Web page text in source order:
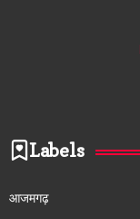
Labels
आजमगढ़